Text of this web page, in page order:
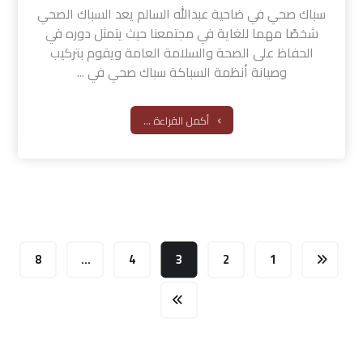
سباك صحي في ضاحية عبدالله السالم يعد السباك الصحي
شخصًا مهما للغاية في مجتمعنا حيث يتمثل دوره في
الحفاظ على الصحة والسلامة العامة ويقوم بتركيب
وصيانة أنظمة السباكة سباك صحي في ...
أكمل القراءة ...
1
2
3
4
…
8